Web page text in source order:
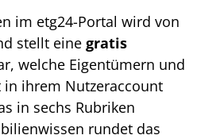
im etg24-Portal wird von
stellt eine gratis
welche Eigentümern und
ihrem Nutzeraccount
in sechs Rubriken
rundet das